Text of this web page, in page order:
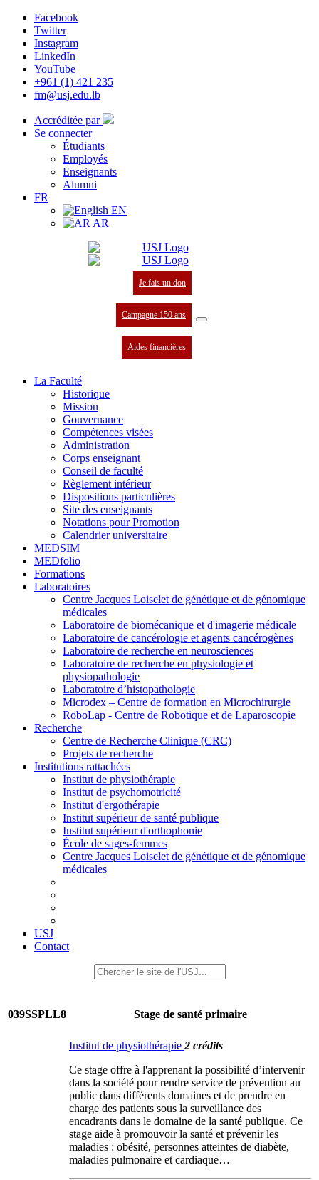
Facebook
Twitter
Instagram
LinkedIn
YouTube
+961 (1) 421 235
fm@usj.edu.lb
Accréditée par
Se connecter
Étudiants
Employés
Enseignants
Alumni
FR
EN
AR
Je fais un don
Campagne 150 ans
Aides financières
La Faculté
Historique
Mission
Gouvernance
Compétences visées
Administration
Corps enseignant
Conseil de faculté
Règlement intérieur
Dispositions particulières
Site des enseignants
Notations pour Promotion
Calendrier universitaire
MEDSIM
MEDfolio
Formations
Laboratoires
Centre Jacques Loiselet de génétique et de génomique
médicales
Laboratoire de biomécanique et d'imagerie médicale
Laboratoire de cancérologie et agents cancérogènes
Laboratoire de recherche en neurosciences
Laboratoire de recherche en physiologie et
physiopathologie
Laboratoire d’histopathologie
Microdex – Centre de formation en Microchirurgie
RoboLap - Centre de Robotique et de Laparoscopie
Recherche
Centre de Recherche Clinique (CRC)
Projets de recherche
Institutions rattachées
Institut de physiothérapie
Institut de psychomotricité
Institut d'ergothérapie
Institut supérieur de santé publique
Institut supérieur d'orthophonie
École de sages-femmes
Centre Jacques Loiselet de génétique et de génomique
médicales
USJ
Contact
039SSPLL8 Stage de santé primaire
Institut de physiothérapie 2 crédits
Ce stage offre à l'apprenant la possibilité d’intervenir
dans la société pour rendre service de prévention au
public dans différents domaines et de prendre en
charge des patients sous la surveillance des
encadrants dans le domaine de la santé publique. Ce
stage aide à promouvoir la santé et prévenir les
maladies : obésité, personnes atteintes de diabète,
maladies pulmonaire et cardiaque…